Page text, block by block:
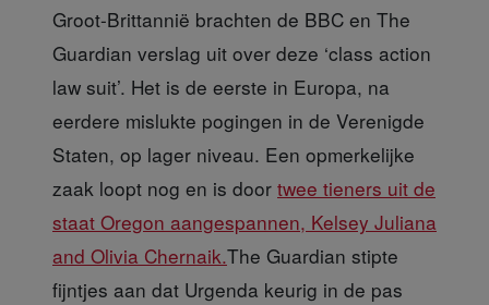
Groot-Brittannië brachten de BBC en The
Guardian verslag uit over deze ‘class action
law suit’. Het is de eerste in Europa, na
eerdere mislukte pogingen in de Verenigde
Staten, op lager niveau. Een opmerkelijke
zaak loopt nog en is door twee tieners uit de
staat Oregon aangespannen, Kelsey Juliana
and Olivia Chernaik.The Guardian stipte
fijntjes aan dat Urgenda keurig in de pas